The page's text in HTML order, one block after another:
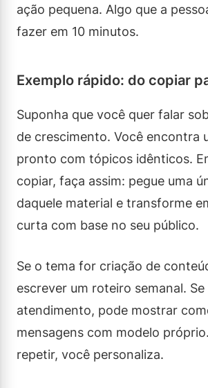
ação pequena. Algo que a
fazer em 10 minutos.
Exemplo rápido: do copiar
Suponha que você quer falar
de crescimento. Você encontra
pronto com tópicos idênticos.
copiar, faça assim: pegue uma
daquele material e transforme
curta com base no seu público.
Se o tema for criação de
escrever um roteiro semanal.
atendimento, pode mostrar
mensagens com modelo
repetir, você personaliza.